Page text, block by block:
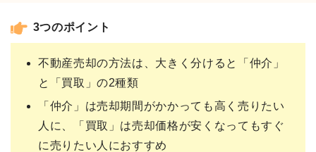
3つのポイント
不動産売却の方法は、大きく分けると「仲介」
と「買取」の2種類
「仲介」は売却期間がかかっても高く売りたい
人に、「買取」は売却価格が安くなってもすぐ
に売りたい人におすすめ